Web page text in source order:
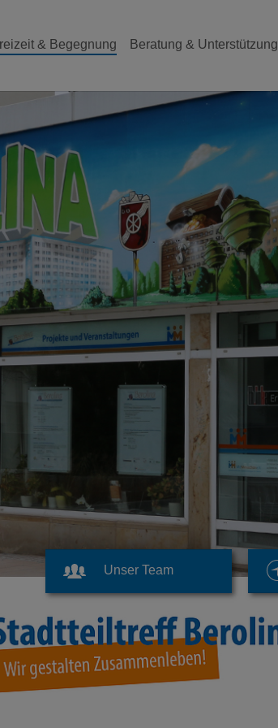
& Begegnung Beratung & Unterstützung
Unser Team